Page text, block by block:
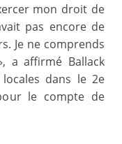
mon droit de
pas encore de
Je ne comprends
a affirmé Ballack
dans le 2e
le compte de